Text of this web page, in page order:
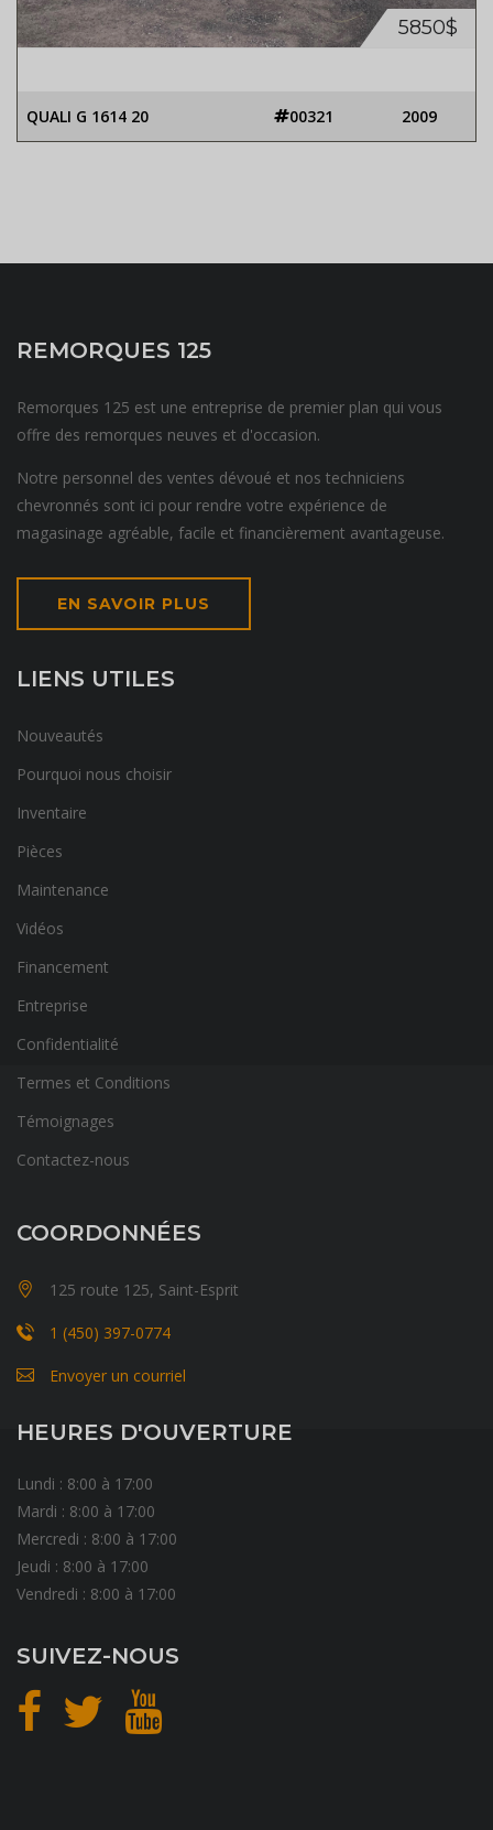
5850$
QUALI G 1614 20 00321 2009
REMORQUES 125
Remorques 125 est une entreprise de premier plan qui vous
offre des remorques neuves et d'occasion.
Notre personnel des ventes dévoué et nos techniciens
chevronnés sont ici pour rendre votre expérience de
magasinage agréable, facile et financièrement avantageuse.
EN SAVOIR PLUS
LIENS UTILES
Nouveautés
Pourquoi nous choisir
Inventaire
Pièces
Maintenance
Vidéos
Financement
Entreprise
Confidentialité
Termes et Conditions
Témoignages
Contactez-nous
COORDONNÉES
125 route 125, Saint-Esprit
1 (450) 397-0774
Envoyer un courriel
HEURES D'OUVERTURE
Lundi : 8:00 à 17:00
Mardi : 8:00 à 17:00
Mercredi : 8:00 à 17:00
Jeudi : 8:00 à 17:00
Vendredi : 8:00 à 17:00
SUIVEZ-NOUS